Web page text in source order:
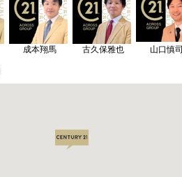
成本翔馬 古久保雅也 山口慎司